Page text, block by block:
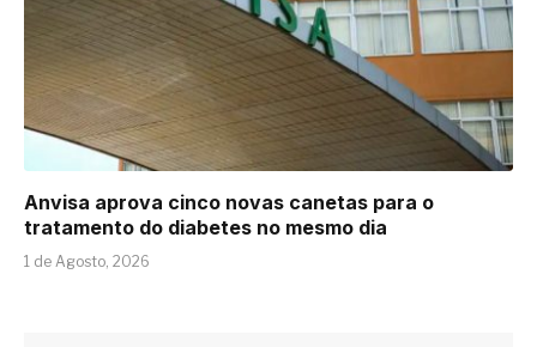
Anvisa aprova cinco novas canetas para o
tratamento do diabetes no mesmo dia
1 de Agosto, 2026